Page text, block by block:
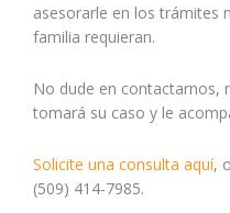
asesorarle en los trámites
familia requieran.
No dude en contactarnos,
tomará su caso y le
Solicite una consulta aquí,
(509) 414-7985.